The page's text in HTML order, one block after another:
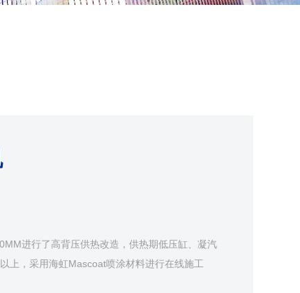
进行了高背压供热改造，供热期低压缸、凝汽
上，采用海虹Mascoat喷涂材料进行在线施工